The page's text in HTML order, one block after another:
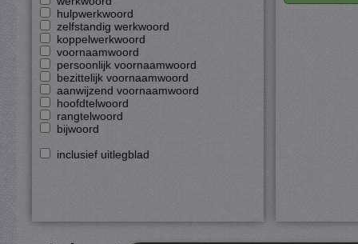
hulpwerkwoord
zelfstandig werkwoord
koppelwerkwoord
voornaamwoord
persoonlijk voornaamwoord
bezittelijk voornaamwoord
aanwijzend voornaamwoord
hoofdtelwoord
rangtelwoord
bijwoord
inclusief uitlegblad